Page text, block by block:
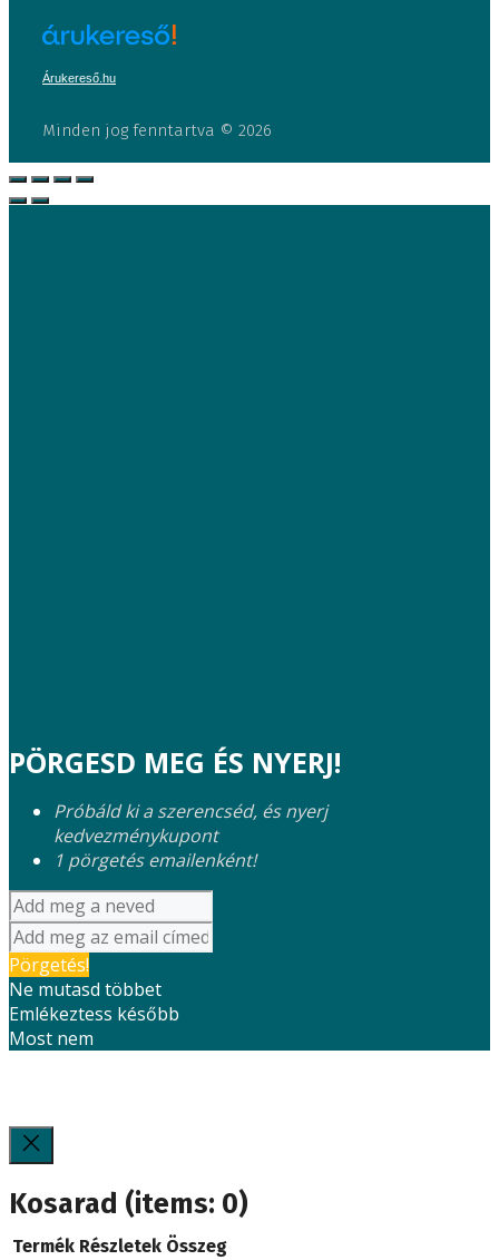
Árukereső.hu
Minden jog fenntartva © 2026
PÖRGESD MEG ÉS NYERJ!
Próbáld ki a szerencséd, és nyerj
kedvezménykupont
1 pörgetés emailenként!
Pörgetés!
Ne mutasd többet
Emlékeztess később
Most nem
Kosarad (items: 0)
Termék Részletek Összeg